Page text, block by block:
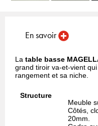
En savoir
La table basse
grand tiroir va-et-vient
rangement et sa niche.
Structure
Meuble
Côtés,
20mm.